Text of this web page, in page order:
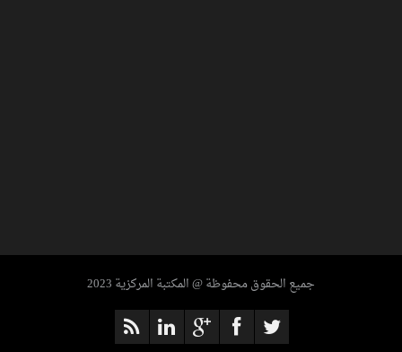
ENCYCLOPEDIA OF MODERN US
MILITARY WEAPONS
جميع الحقوق محفوظة @ المكتبة المركزية 2023